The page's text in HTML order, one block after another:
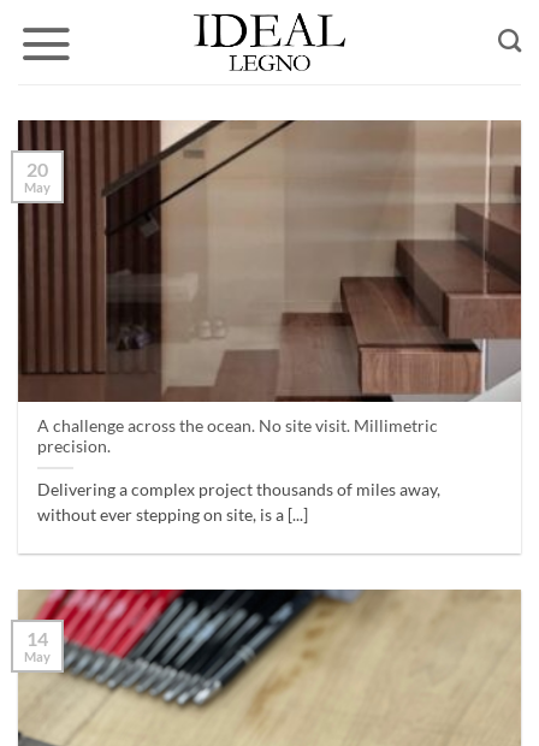
A challenge across the ocean. No site visit. Millimetric
precision.
Delivering a complex project thousands of miles away,
without ever stepping on site, is a [...]
20
May
14
May